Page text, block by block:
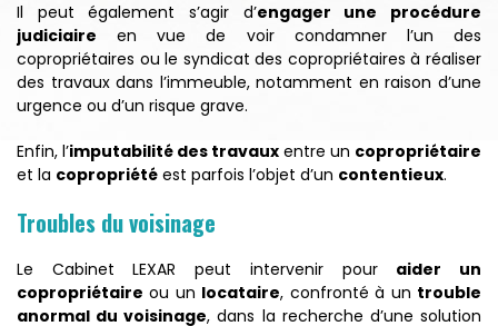
Il peut également s’agir d’engager une procédure
judiciaire en vue de voir condamner l’un des
copropriétaires ou le syndicat des copropriétaires à réaliser
des travaux dans l’immeuble, notamment en raison d’une
urgence ou d’un risque grave.
Enfin, l’imputabilité des travaux entre un copropriétaire
et la copropriété est parfois l’objet d’un contentieux.
Troubles du voisinage
Le Cabinet LEXAR peut intervenir pour aider un
copropriétaire ou un locataire, confronté à un trouble
anormal du voisinage, dans la recherche d’une solution